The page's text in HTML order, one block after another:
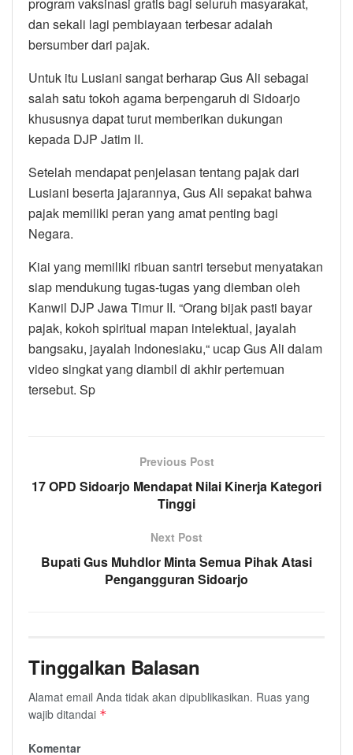
dan sekali lagi pembiayaan terbesar adalah
bersumber dari pajak.
Untuk itu Lusiani sangat berharap Gus Ali sebagai
salah satu tokoh agama berpengaruh di Sidoarjo
khususnya dapat turut memberikan dukungan
kepada DJP Jatim II.
Setelah mendapat penjelasan tentang pajak dari
Lusiani beserta jajarannya, Gus Ali sepakat bahwa
pajak memiliki peran yang amat penting bagi
Negara.
Kiai yang memiliki ribuan santri tersebut menyatakan
siap mendukung tugas-tugas yang diemban oleh
Kanwil DJP Jawa Timur II. “Orang bijak pasti bayar
pajak, kokoh spiritual mapan intelektual, jayalah
bangsaku, jayalah Indonesiaku,“ ucap Gus Ali dalam
video singkat yang diambil di akhir pertemuan
tersebut. Sp
Previous Post
17 OPD Sidoarjo Mendapat Nilai Kinerja Kategori
Tinggi
Next Post
Bupati Gus Muhdlor Minta Semua Pihak Atasi
Pengangguran Sidoarjo
Tinggalkan Balasan
Alamat email Anda tidak akan dipublikasikan. Ruas yang
wajib ditandai *
Komentar